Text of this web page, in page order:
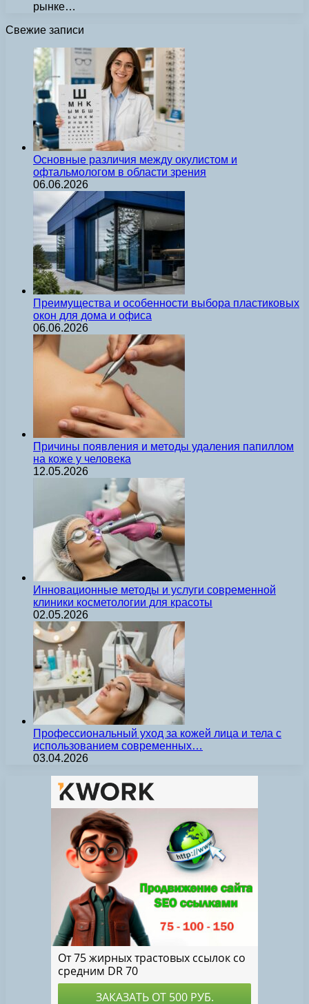
рынке…
Свежие записи
Основные различия между окулистом и
офтальмологом в области зрения
06.06.2026
Преимущества и особенности выбора пластиковых
окон для дома и офиса
06.06.2026
Причины появления и методы удаления папиллом
на коже у человека
12.05.2026
Инновационные методы и услуги современной
клиники косметологии для красоты
02.05.2026
Профессиональный уход за кожей лица и тела с
использованием современных…
03.04.2026